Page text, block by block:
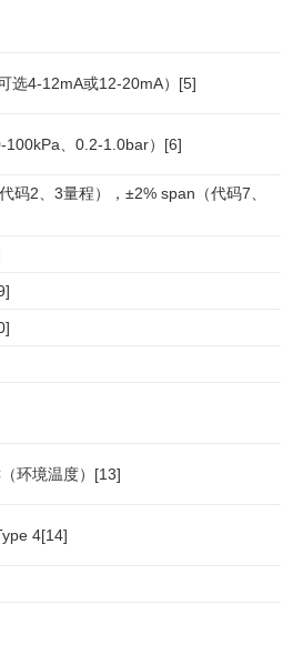
选4-12mA或12-20mA） [5]
、0.2-1.0bar） [6]
码2、3量程），±2% span（代码7、
环境温度） [13]
4[14]